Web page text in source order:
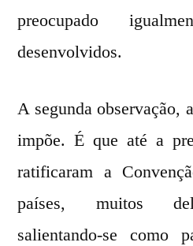
preocupado
desenvolvidos.
A segunda observação,
impõe. É que até a
ratificaram a
países, muitos
salientando-se como